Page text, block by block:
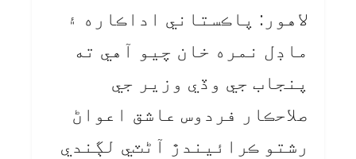
لاهور: پاڪستاني اداڪاره ۽
ماڊل نمره خان چيو آهي ته
پنجاب جي وڏي وزير جي
صلاحڪار فردوس عاشق اعواڻ
رشتو ڪرائيندڙ آڻٽي لڳندي